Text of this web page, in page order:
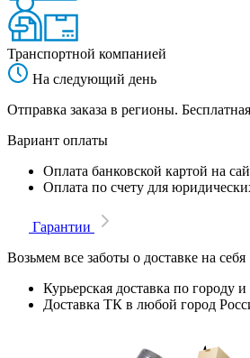
Транспортной компанией
На следующий день
Отправка заказа в регионы.
Вариант оплаты
Оплата банковской картой на
Оплата по счету для
Гарантии
Возьмем все заботы о доставке на себя
Курьерская доставка по
Доставка ТК в любой город